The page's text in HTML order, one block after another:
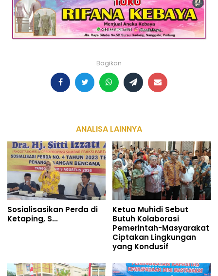
Bagikan
ANALISA LAINNYA
Sosialisasikan Perda di
Ketaping, S...
Ketua Muhidi Sebut
Butuh Kolaborasi
Pemerintah-Masyarakat
Ciptakan Lingkungan
yang Kondusif